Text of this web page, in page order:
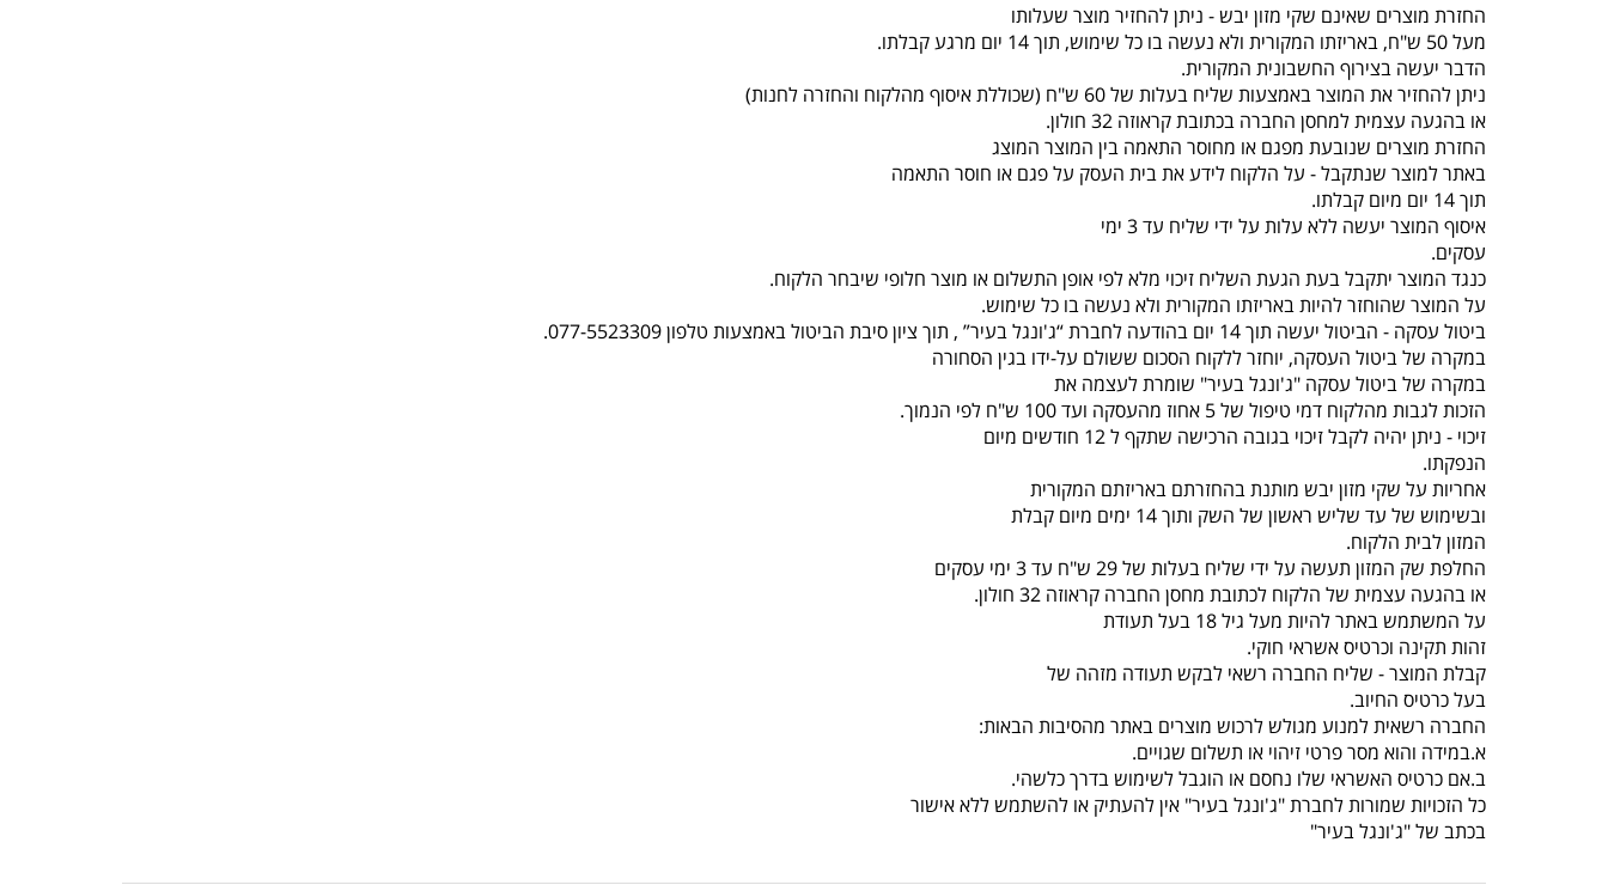
החזרת מוצרים שאינם שקי מזון יבש - ניתן להחזיר מוצר שעלותו
מעל 50 ש"ח, באריזתו המקורית ולא נעשה בו כל שימוש, תוך 14 יום מרגע קבלתו.
הדבר יעשה בצירוף החשבונית המקורית.
ניתן להחזיר את המוצר באמצעות שליח בעלות של 60 ש"ח (שכוללת איסוף מהלקוח והחזרה לחנות)
או בהגעה עצמית למחסן החברה בכתובת קראוזה 32 חולון.
החזרת מוצרים שנובעת מפגם או מחוסר התאמה בין המוצר המוצג
באתר למוצר שנתקבל - על הלקוח לידע את בית העסק על פגם או חוסר התאמה
תוך 14 יום מיום קבלתו.
איסוף המוצר יעשה ללא עלות על ידי שליח עד 3 ימי
עסקים.
כנגד המוצר יתקבל בעת הגעת השליח זיכוי מלא לפי אופן התשלום או מוצר חלופי שיבחר הלקוח.
על המוצר שהוחזר להיות באריזתו המקורית ולא נעשה בו כל שימוש.
ביטול עסקה - הביטול יעשה תוך 14 יום בהודעה לחברת “ג'ונגל בעיר” , תוך ציון סיבת הביטול באמצעות טלפון 077-5523309.
במקרה של ביטול העסקה, יוחזר ללקוח הסכום ששולם על-ידו בגין הסחורה
במקרה של ביטול עסקה "ג'ונגל בעיר" שומרת לעצמה את
הזכות לגבות מהלקוח דמי טיפול של 5 אחוז מהעסקה ועד 100 ש"ח לפי הנמוך.
זיכוי - ניתן יהיה לקבל זיכוי בגובה הרכישה שתקף ל 12 חודשים מיום
הנפקתו.
אחריות על שקי מזון יבש מותנת בהחזרתם באריזתם המקורית
ובשימוש של עד שליש ראשון של השק ותוך 14 ימים מיום קבלת
המזון לבית הלקוח.
החלפת שק המזון תעשה על ידי שליח בעלות של 29 ש"ח עד 3 ימי עסקים
או בהגעה עצמית של הלקוח לכתובת מחסן החברה קראוזה 32 חולון.
על המשתמש באתר להיות מעל גיל 18 בעל תעודת
זהות תקינה וכרטיס אשראי חוקי.
קבלת המוצר - שליח החברה רשאי לבקש תעודה מזהה של
בעל כרטיס החיוב.
החברה רשאית למנוע מגולש לרכוש מוצרים באתר מהסיבות הבאות:
א.במידה והוא מסר פרטי זיהוי או תשלום שגויים.
ב.אם כרטיס האשראי שלו נחסם או הוגבל לשימוש בדרך כלשהי.
כל הזכויות שמורות לחברת "ג'ונגל בעיר" אין להעתיק או להשתמש ללא אישור
בכתב של "ג'ונגל בעיר"